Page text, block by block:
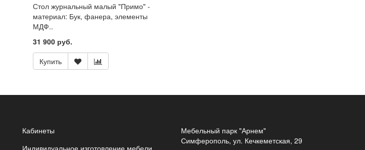
Стол журнальный малый "Примо" -
материал: Бук, фанера, элементы
МДФ..
31 900 руб.
Купить
Кабинеты
Индивидуальное изготовление мебели
Мебельный парк "Арнем"
Симферополь, ул. Кечкеметская, 29